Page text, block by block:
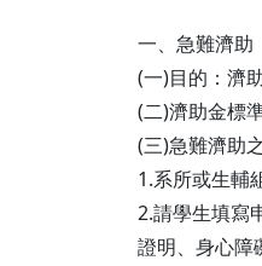
一、急難濟助
(一)目的：濟
(二)濟助金標
(三)急難濟助
1.系所或生輔
2.請學生填寫
證明、身心障